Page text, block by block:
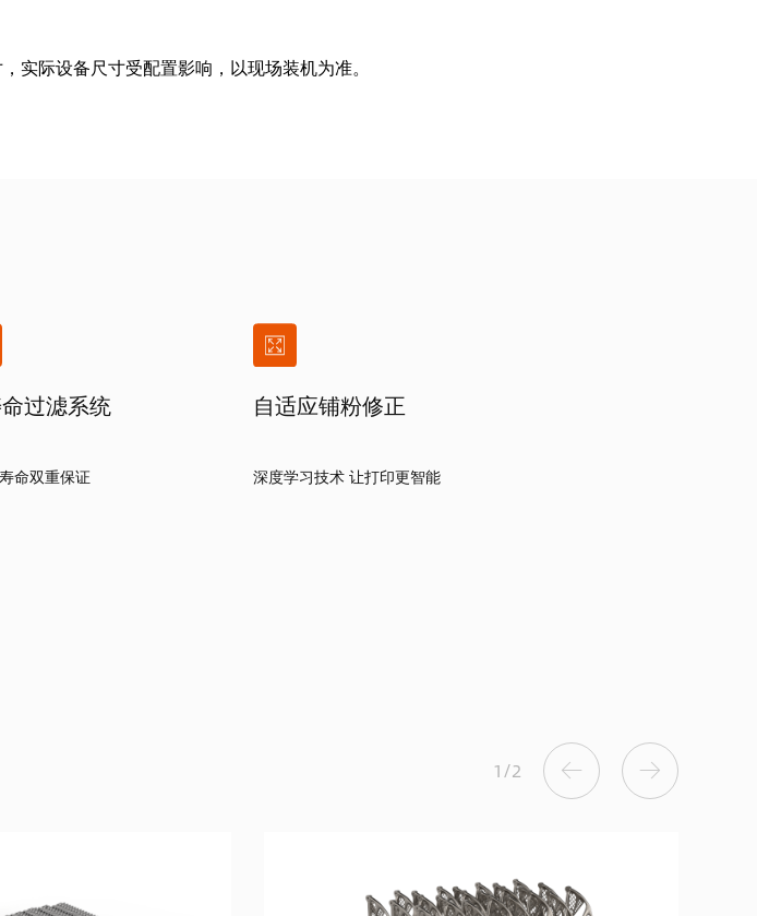
际设备尺寸受配置影响，以现场装机为准。
过滤系统
命双重保证
自适应铺粉修正
深度学习技术 让打印更智能
1/2